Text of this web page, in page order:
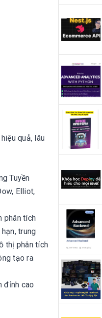
quả, lâu
Tuyền
Elliot,
phân tích
trung
thị phân tích
tạo ra
đỉnh cao